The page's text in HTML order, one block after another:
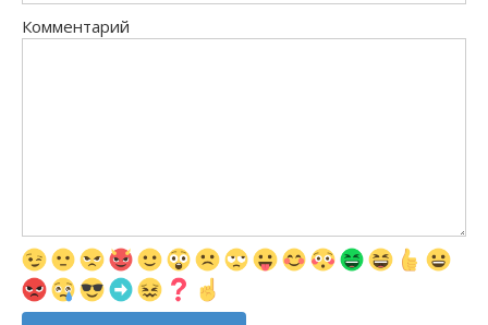
Комментарий